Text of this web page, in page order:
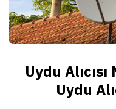
Uydu Alıcısı
Uydu